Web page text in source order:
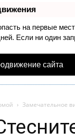
на первые
Если ни один
сайта
Замечательное